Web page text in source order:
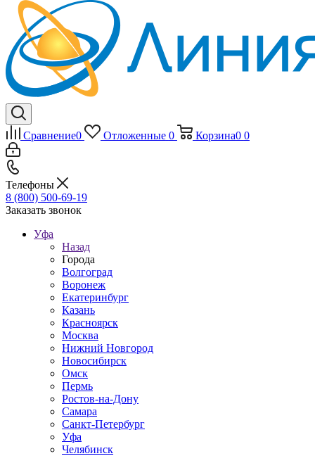
Сравнение0 Отложенные 0 Корзина0 0
Телефоны
8 (800) 500-69-19
Заказать звонок
Уфа
Назад
Города
Волгоград
Воронеж
Екатеринбург
Казань
Красноярск
Москва
Нижний Новгород
Новосибирск
Омск
Пермь
Ростов-на-Дону
Самара
Санкт-Петербург
Уфа
Челябинск